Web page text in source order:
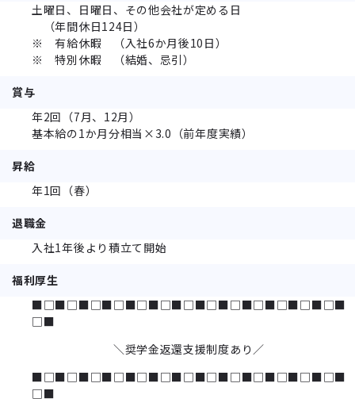
土曜日、日曜日、その他会社が定める日
（年間休日124日）
※ 有給休暇 （入社6か月後10日）
※ 特別休暇 （結婚、忌引）
賞与
年2回（7月、12月）
基本給の1か月分相当×3.0（前年度実績）
昇給
年1回（春）
退職金
入社1年後より積立て開始
福利厚生
■□■□■□■□■□■□■□■□■□■□■□■□■□■
□■
＼奨学金返還支援制度あり／
■□■□■□■□■□■□■□■□■□■□■□■□■□■
□■